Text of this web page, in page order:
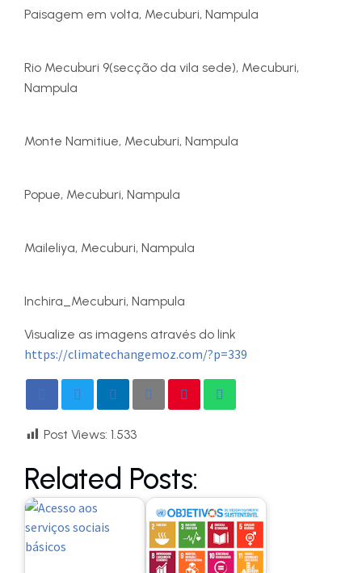
Paisagem em volta, Mecuburi, Nampula
Rio Mecuburi 9(secção da vila sede), Mecuburi,
Nampula
Monte Namitiue, Mecuburi, Nampula
Popue, Mecuburi, Nampula
Maileliya, Mecuburi, Nampula
Inchira_Mecuburi, Nampula
Visualize as imagens através do link
https://climatechangemoz.com/?p=339
Post Views: 1.533
Related Posts: